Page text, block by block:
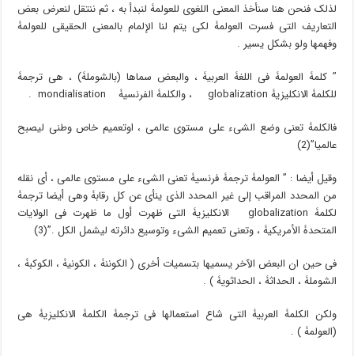
لذلک فنحن هنا سنأخذ المعنى اللغوی للعولمۀ لنبدأ به ، ثم ننتقل لنعرض بعض
التعاریف التی فسرت العولمۀ لکی یتم لنا الإلمام بالمعنى الحقیقی للعولمۀ
وفهمها ولو بشکل یسیر .
” کلمۀ العولمۀ فی اللغۀ العربیۀ ، والبعض سماها (بالشوملۀ) ، هی ترجمۀ
للکلمۀ الانکلیزیۀ globalization ، والکلمۀ الفرنسیۀ mondialisation .
فالکلمۀ تعنی وضع الشیء على مستوى عالمی ، اوتعمیم خاص وطنی لیصبح
عالمیا”(2)
وقیل أیضا : ” العولمۀ ترجمۀ فرنسیۀ تعنی الشیء على مستوى عالمی ، أی نقله
من المحدد المراقب إلى غیر المحدد الذی ینأى عن کل رقابۀ وهی أیضا ترجمۀ
لکلمۀ globalization الانکلیزیۀ التی ظهرت أول ما ظهرت فی الولایات
المتحدۀ الأمریکیۀ ، وتعنی تعمیم الشیء وتوسیع دائرته لیشمل الکل .”(3)
فی حین ان البعض الآخر یسمیها بتسمیات أخرى ( الکوننۀ ، الکونیۀ ، الکوکبۀ ،
الشوملۀ ، الحداثۀ ، الحداثویۀ ) .
ولکن الکلمۀ العربیۀ التی شاع استعمالها فی ترجمۀ الکلمۀ الانکلیزیۀ هی
(العولمۀ ) .